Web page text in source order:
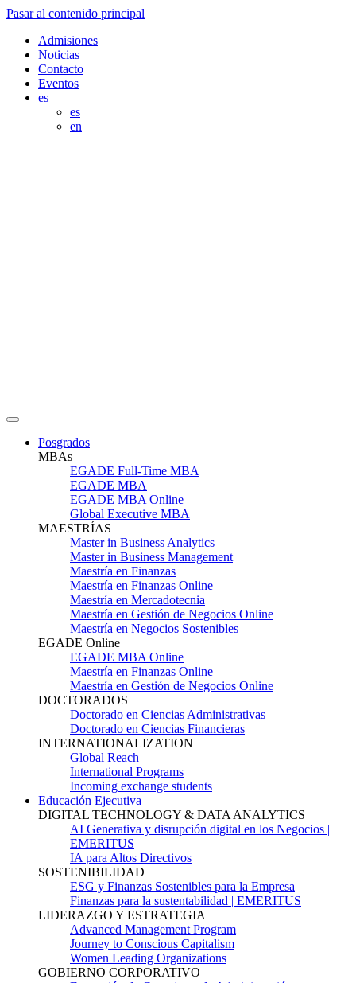
Pasar al contenido principal
Admisiones
Noticias
Contacto
Eventos
es
es
en
Posgrados
MBAs
EGADE Full-Time MBA
EGADE MBA
EGADE MBA Online
Global Executive MBA
MAESTRÍAS
Master in Business Analytics
Master in Business Management
Maestría en Finanzas
Maestría en Finanzas Online
Maestría en Mercadotecnia
Maestría en Gestión de Negocios Online
Maestría en Negocios Sostenibles
EGADE Online
EGADE MBA Online
Maestría en Finanzas Online
Maestría en Gestión de Negocios Online
DOCTORADOS
Doctorado en Ciencias Administrativas
Doctorado en Ciencias Financieras
INTERNATIONALIZATION
Global Reach
International Programs
Incoming exchange students
Educación Ejecutiva
DIGITAL TECHNOLOGY & DATA ANALYTICS
AI Generativa y disrupción digital en los Negocios |
EMERITUS
IA para Altos Directivos
SOSTENIBILIDAD
ESG y Finanzas Sostenibles para la Empresa
Finanzas para la sustentabilidad | EMERITUS
LIDERAZGO Y ESTRATEGIA
Advanced Management Program
Journey to Conscious Capitalism
Women Leading Organizations
GOBIERNO CORPORATIVO